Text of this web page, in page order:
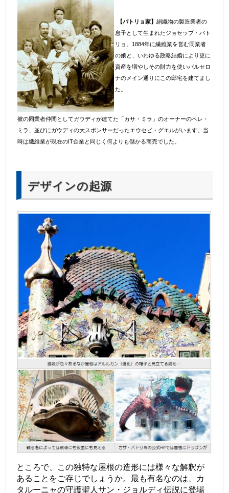
【バトリョ家】絹織物の製造業者の
息子として生まれたジョセップ・バト
リョ。1884年に繊維業を営む同業者
の娘と、いわゆる政略結婚により更に
資産を増やしその財力を使いバルセロ
ナのメイン通りにこの邸宅を建てまし
た。
彼の同業者仲間としてガウディが建てた「カサ・ミラ」のオーナーのペレ・
ミラ、並びにガウディの大スポンサーだったエウセビ・グエルがいます。当
時は繊維業が現在のIT企業と同じく何よりも儲かる商売でした。
デザインの起源
ところで、この独特な屋根の造形には様々な解釈が
あることをご存じでしょうか。最も有名なのは、カ
タルーニャの守護聖人サン・ジョルディ伝説に登場